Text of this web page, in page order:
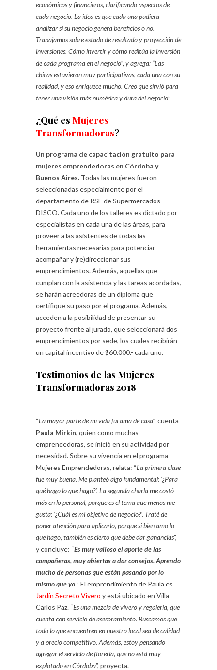
económicos y financieros, clarificando aspectos de
cada negocio. La idea es que cada una pudiera
analizar si su negocio genera beneficios o no.
Trabajamos sobre estado de resultado y proyección de
inversiones. Cómo invertir y cómo reditúa la inversión
de cada programa en el negocio”, y agrega: “Las
chicas estuvieron muy participativas, cada una con su
realidad, y eso enriquece mucho. Creo que sirvió para
tener una visión más numérica y dura del negocio”.
¿Qué esMujeres
Transformadoras?
Un programa de capacitación gratuito para
mujeres emprendedoras en Córdoba y
Buenos Aires. Todas las mujeres fueron
seleccionadas especialmente por el
departamento de RSE de Supermercados
DISCO. Cada uno de los talleres es dictado por
especialistas en cada una de las áreas, para
proveer a las asistentes de todas las
herramientas necesarias para potenciar,
acompañar y (re)direccionar sus
emprendimientos. Además, aquellas que
cumplan con la asistencia y las tareas acordadas,
se harán acreedoras de un diploma que
certifique su paso por el programa. Además,
acceden a la posibilidad de presentar su
proyecto frente al jurado, que seleccionará dos
emprendimientos por sede, los cuales recibirán
un capital incentivo de $60.000.- cada uno.
Testimonios de las Mujeres
Transformadoras 2018
“La mayor parte de mi vida fui ama de casa”, cuenta
Paula Mirkin, quien como muchas
emprendedoras, se inició en su actividad por
necesidad. Sobre su vivencia en el programa
Mujeres Emprendedoras, relata: “La primera clase
fue muy buena. Me planteó algo fundamental: ‘¿Para
qué hago lo que hago?’. La segunda charla me costó
más en lo personal, porque es el tema que menos me
gusta: ‘¿Cuál es mi objetivo de negocio?’. Traté de
poner atención para aplicarlo, porque si bien amo lo
que hago, también es cierto que debe dar ganancias”,
y concluye: “Es muy valioso el aporte de las
compañeras, muy abiertas a dar consejos. Aprendo
mucho de personas que están pasando por lo
mismo que yo.” El emprendimiento de Paula es
Jardín Secreto Vivero y está ubicado en Villa
Carlos Paz. “Es una mezcla de vivero y regalería, que
cuenta con servicio de asesoramiento. Buscamos que
todo lo que encuentren en nuestro local sea de calidad
y a precio competitivo. Además, estoy pensando
agregar el servicio de florería, que no está muy
explotado en Córdoba”, proyecta.